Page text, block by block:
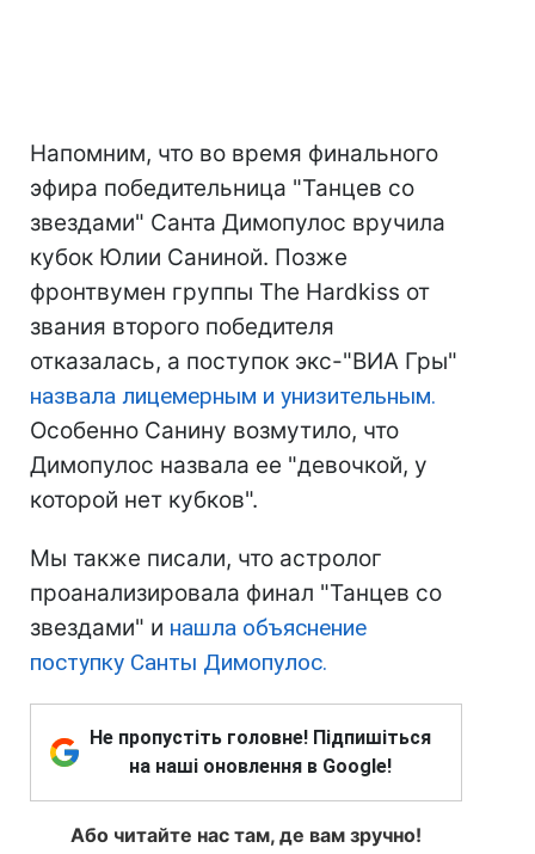
Напомним, что во время финального
эфира победительница "Танцев со
звездами" Санта Димопулос вручила
кубок Юлии Саниной. Позже
фронтвумен группы The Hardkiss от
звания второго победителя
отказалась, а поступок экс-"ВИА Гры"
назвала лицемерным и унизительным.
Особенно Санину возмутило, что
Димопулос назвала ее "девочкой, у
которой нет кубков".
Мы также писали, что астролог
проанализировала финал "Танцев со
звездами" и нашла объяснение
поступку Санты Димопулос.
Не пропустіть головне! Підпишіться
на наші оновлення в Google!
Або читайте нас там, де вам зручно!